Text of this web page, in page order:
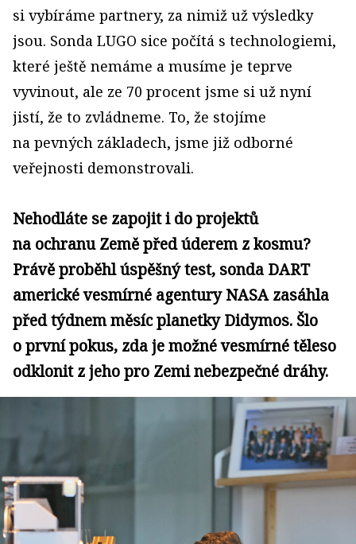
si vybíráme partnery, za nimiž už výsledky
jsou. Sonda LUGO sice počítá s technologiemi,
které ještě nemáme a musíme je teprve
vyvinout, ale ze 70 procent jsme si už nyní
jistí, že to zvládneme. To, že stojíme
na pevných základech, jsme již odborné
veřejnosti demonstrovali.
Nehodláte se zapojit i do projektů
na ochranu Země před úderem z kosmu?
Právě proběhl úspěšný test, sonda DART
americké vesmírné agentury NASA zasáhla
před týdnem měsíc planetky Didymos. Šlo
o první pokus, zda je možné vesmírné těleso
odklonit z jeho pro Zemi nebezpečné dráhy.